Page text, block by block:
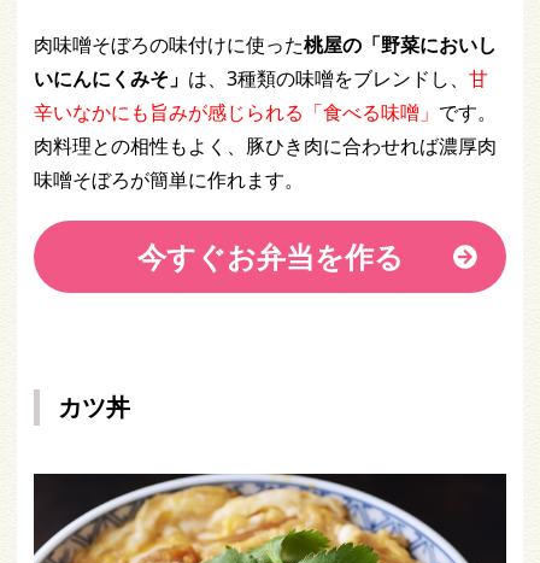
肉味噌そぼろの味付けに使った桃屋の「野菜においし
いにんにくみそ」 は、3種類の味噌をブレンドし、 甘
辛いなかにも旨みが感じられる「食べる味噌」 です。
肉料理との相性もよく、豚ひき肉に合わせれば濃厚肉
味噌そぼろが簡単に作れます。
今すぐお弁当を作る
カツ丼